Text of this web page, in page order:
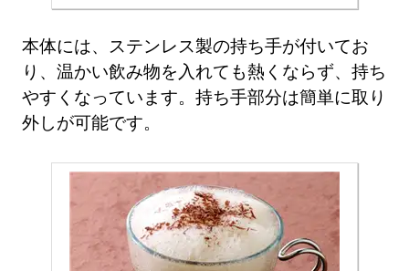
本体には、ステンレス製の持ち手が付いてお
り、温かい飲み物を入れても熱くならず、持ち
やすくなっています。持ち手部分は簡単に取り
外しが可能です。